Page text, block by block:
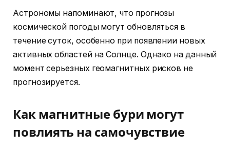
Астрономы напоминают, что прогнозы
космической погоды могут обновляться в
течение суток, особенно при появлении новых
активных областей на Солнце. Однако на данный
момент серьезных геомагнитных рисков не
прогнозируется.
Как магнитные бури могут
повлиять на самочувствие